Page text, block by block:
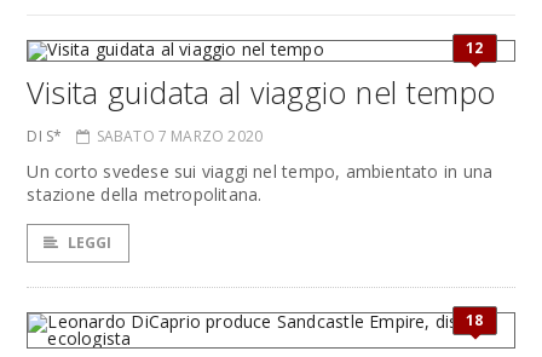
12
Visita guidata al viaggio nel tempo
DI S* SABATO 7 MARZO 2020
Un corto svedese sui viaggi nel tempo, ambientato in una
stazione della metropolitana.
LEGGI
18